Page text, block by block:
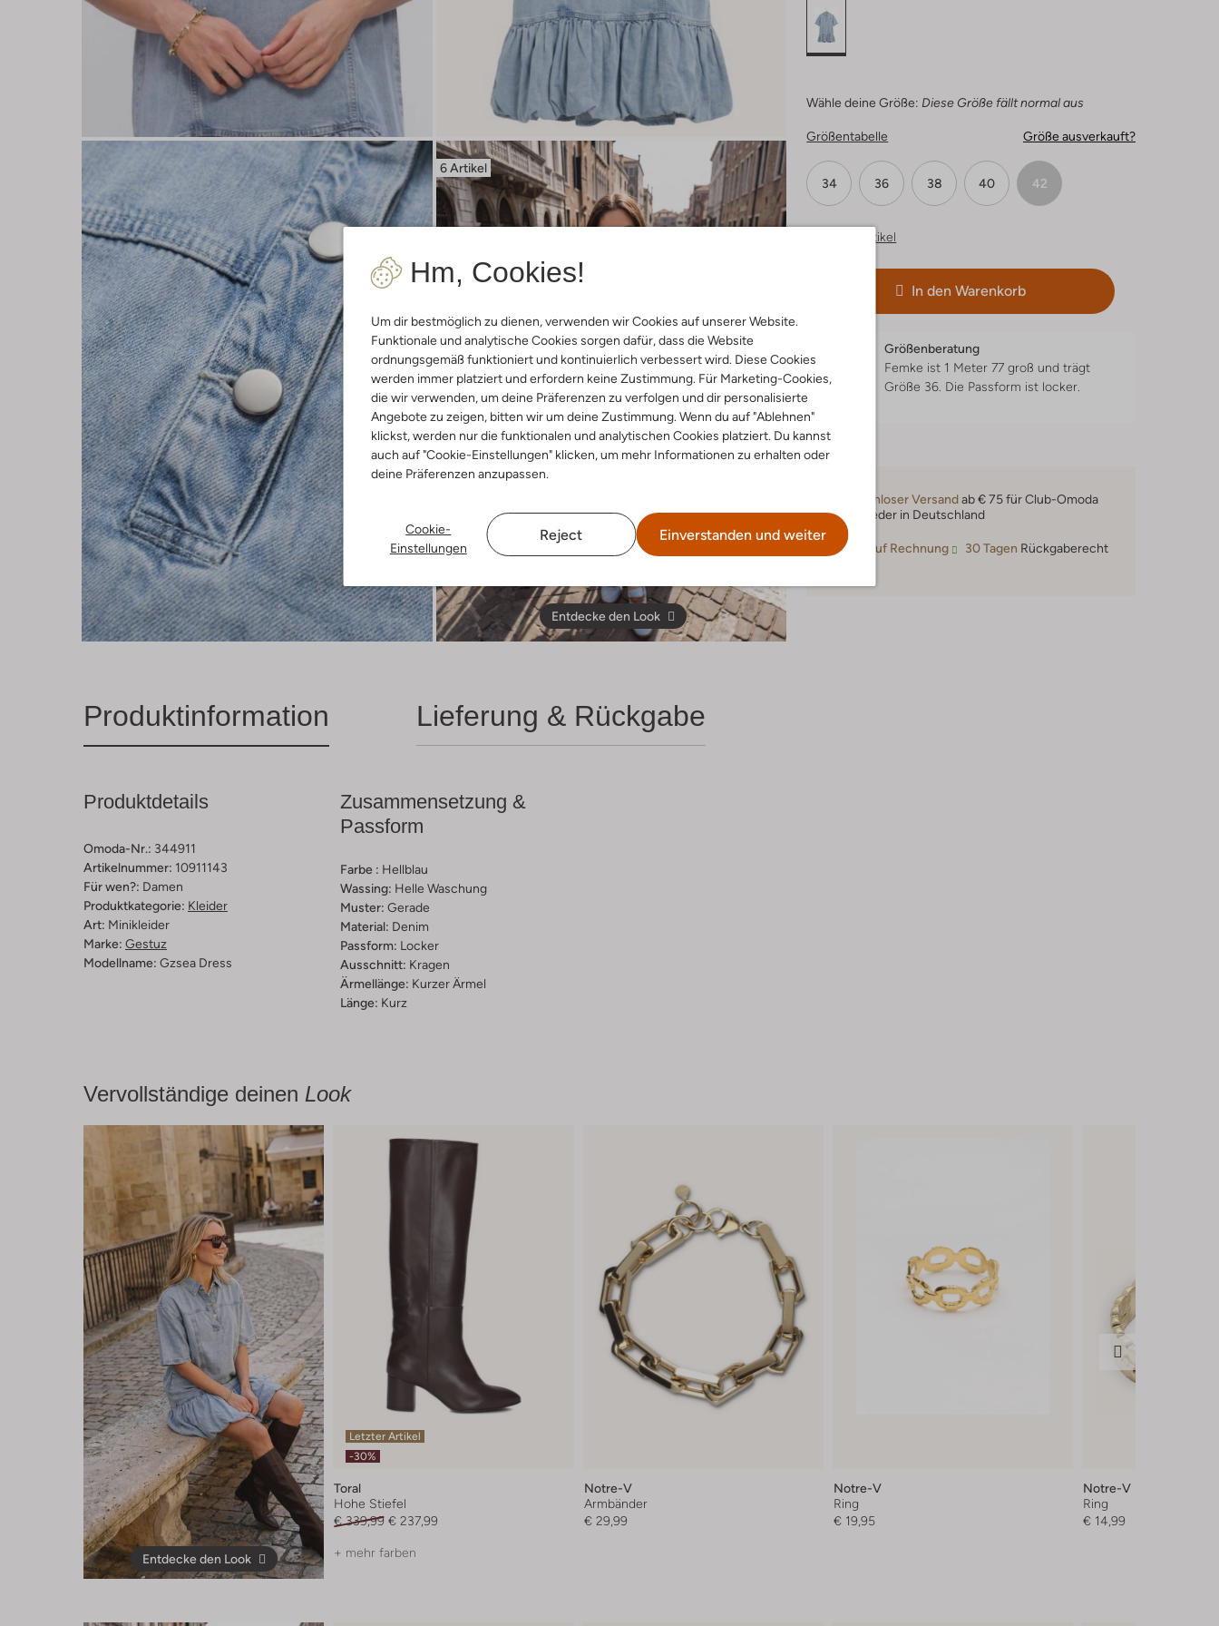
Hm, Cookies!
Um dir bestmöglich zu dienen, verwenden wir Cookies auf unserer Website.
Funktionale und analytische Cookies sorgen dafür, dass die Website
ordnungsgemäß funktioniert und kontinuierlich verbessert wird. Diese Cookies
werden immer platziert und erfordern keine Zustimmung. Für Marketing-Cookies,
die wir verwenden, um deine Präferenzen zu verfolgen und dir personalisierte
Angebote zu zeigen, bitten wir um deine Zustimmung. Wenn du auf "Ablehnen"
klickst, werden nur die funktionalen und analytischen Cookies platziert. Du kannst
auch auf "Cookie-Einstellungen" klicken, um mehr Informationen zu erhalten oder
deine Präferenzen anzupassen.
Cookie-
Einstellungen
Reject Einverstanden und weiter
6 Artikel
Entdecke den Look
Wähle deine Größe: Diese Größe fällt normal aus
Größentabelle Größe ausverkauft?
34 36 38 40 42
Ähnliche Artikel
In den Warenkorb
Größenberatung
Femke ist 1 Meter 77 groß und trägt
Größe 36. Die Passform ist locker.
Kostenloser Versandab € 75 für Club-Omoda
Mitglieder in Deutschland
Kauf auf Rechnung 30 Tagen Rückgaberecht
Produktinformation Lieferung & Rückgabe
Produktdetails
Omoda-Nr.: 344911
Artikelnummer: 10911143
Für wen?: Damen
Produktkategorie: Kleider
Art: Minikleider
Marke: Gestuz
Modellname: Gzsea Dress
Zusammensetzung &
Passform
Farbe : Hellblau
Wassing: Helle Waschung
Muster: Gerade
Material: Denim
Passform: Locker
Ausschnitt: Kragen
Ärmellänge: Kurzer Ärmel
Länge: Kurz
Vervollständige deinen Look
Entdecke den Look
Letzter Artikel
-30%
Toral
Hohe Stiefel
€ 339,99 € 237,99
+ mehr farben
Notre-V
Armbänder
€ 29,99
Notre-V
Ring
€ 19,95
Notre-V
Ring
€ 14,99